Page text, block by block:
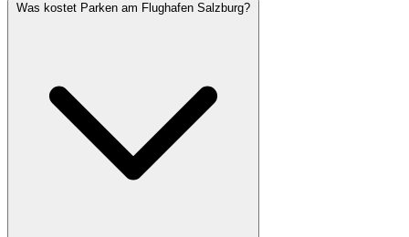
Was kostet Parken am Flughafen Salzburg?